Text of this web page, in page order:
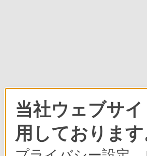
当社ウェブサ
用しております